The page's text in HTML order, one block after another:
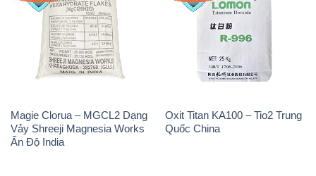
Magie Clorua – MGCL2 Dạng
Vảy Shreeji Magnesia Works
Ấn Độ India
Oxit Titan KA100 – Tio2 Trung